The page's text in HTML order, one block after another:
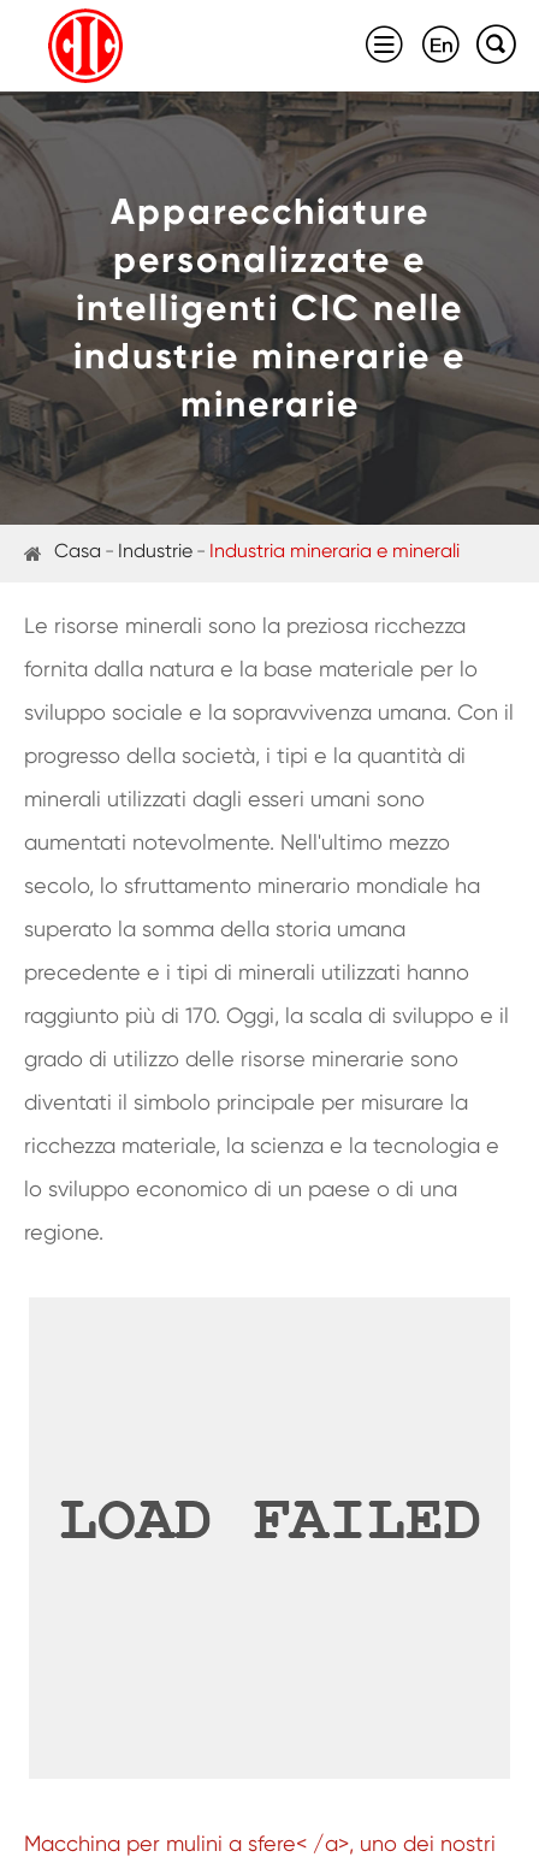
  
Apparecchiature
personalizzate e
intelligenti CIC nelle
industrie minerarie e
minerarie
Casa Industrie Industria mineraria e minerali
Le risorse minerali sono la preziosa ricchezza
fornita dalla natura e la base materiale per lo
sviluppo sociale e la sopravvivenza umana. Con il
progresso della società, i tipi e la quantità di
minerali utilizzati dagli esseri umani sono
aumentati notevolmente. Nell'ultimo mezzo
secolo, lo sfruttamento minerario mondiale ha
superato la somma della storia umana
precedente e i tipi di minerali utilizzati hanno
raggiunto più di 170. Oggi, la scala di sviluppo e il
grado di utilizzo delle risorse minerarie sono
diventati il simbolo principale per misurare la
ricchezza materiale, la scienza e la tecnologia e
lo sviluppo economico di un paese o di una
regione.
Macchina per mulini a sfere< /a>, uno dei nostri